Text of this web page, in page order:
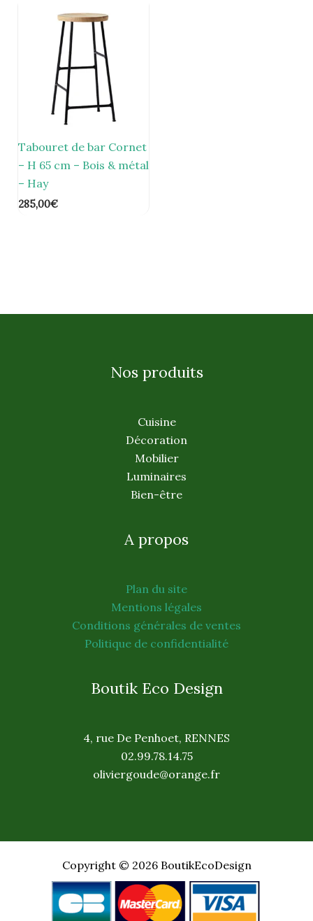
Tabouret de bar Cornet
– H 65 cm – Bois & métal
– Hay
285,00€
Nos produits
Cuisine
Décoration
Mobilier
Luminaires
Bien-être
A propos
Plan du site
Mentions légales
Conditions générales de ventes
Politique de confidentialité
Boutik Eco Design
4, rue De Penhoet, RENNES
02.99.78.14.75
oliviergoude@orange.fr
Copyright © 2026 BoutikEcoDesign